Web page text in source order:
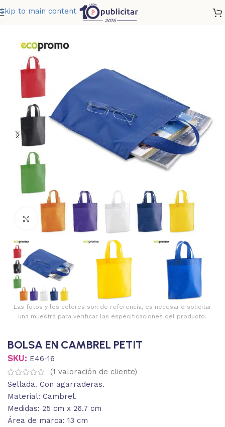
Skip to main content
BOLSA EN CAMBREL PETIT
Clic para ampliar
Las fotos y los colores son de referencia, es necesario solicitar
una muestra para verificar las especificaciones del producto.
BOLSA EN CAMBREL PETIT
SKU: E46-16
(1 valoración de cliente)
Sellada. Con agarraderas.
Material: Cambrel.
Medidas: 25 cm x 26.7 cm
Área de marca: 13 cm